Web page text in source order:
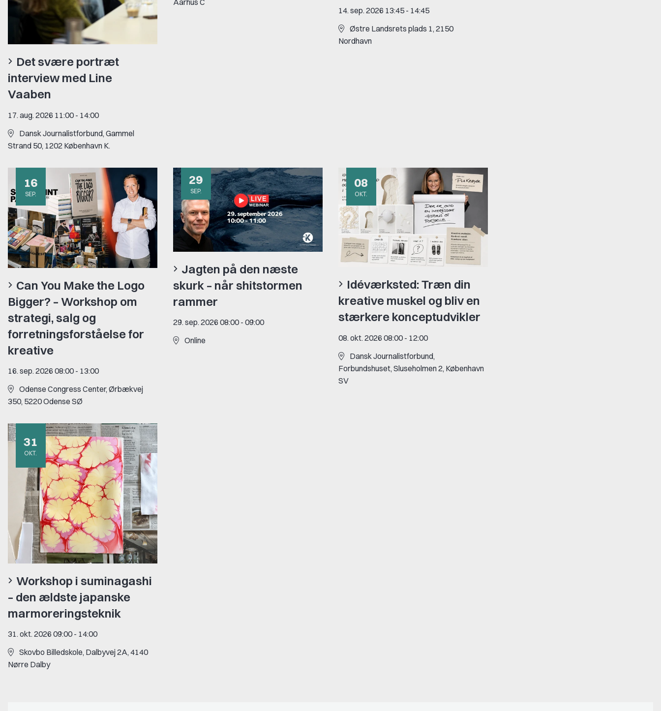
Det svære portræt
interview med Line
Vaaben
17. aug. 2026 11:00 - 14:00
Dansk Journalistforbund, Gammel
Strand 50, 1202 København K.
14. sep. 2026 13:45 - 14:45
Østre Landsrets plads 1, 2150
Nordhavn
16
SEP.
Can You Make the Logo
Bigger? – Workshop om
strategi, salg og
forretningsforståelse for
kreative
16. sep. 2026 08:00 - 13:00
Odense Congress Center, Ørbækvej
350, 5220 Odense SØ
29
SEP.
Jagten på den næste
skurk – når shitstormen
rammer
29. sep. 2026 08:00 - 09:00
Online
08
OKT.
Idéværksted: Træn din
kreative muskel og bliv en
stærkere konceptudvikler
08. okt. 2026 08:00 - 12:00
Dansk Journalistforbund,
Forbundshuset, Sluseholmen 2, København
SV
31
OKT.
Workshop i suminagashi
– den ældste japanske
marmoreringsteknik
31. okt. 2026 09:00 - 14:00
Skovbo Billedskole, Dalbyvej 2A, 4140
Nørre Dalby